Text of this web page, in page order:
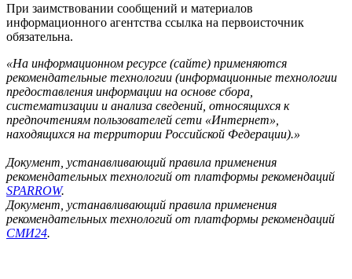
При заимствовании сообщений и материалов
информационного агентства ссылка на первоисточник
обязательна.
«На информационном ресурсе (сайте) применяются
рекомендательные технологии (информационные технологии
предоставления информации на основе сбора,
систематизации и анализа сведений, относящихся к
предпочтениям пользователей сети «Интернет»,
находящихся на территории Российской Федерации).»
Документ, устанавливающий правила применения
рекомендательных технологий от платформы рекомендаций
SPARROW.
Документ, устанавливающий правила применения
рекомендательных технологий от платформы рекомендаций
СМИ24.